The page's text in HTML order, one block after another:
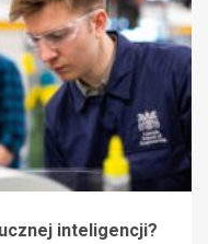
inteligencji?